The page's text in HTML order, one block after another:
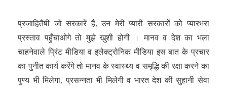
प्रजाहितैषी जो सरकारें हैं, उन मेरी प्यारी सरकारों को प्यारभरा
प्रस्ताव पहुँचाओगे तो मुझे खुशी होगी । मानव व देश का भला
चाहनेवाले प्रिंट मीडिया व इलेक्ट्रोनिक मीडिया इस बात के प्रचार
का पुनीत कार्य करेंगे तो मानव के स्वास्थ्य व समृद्धि की रक्षा करने का
पुण्य भी मिलेगा, प्रसन्नता भी मिलेगी व भारत देश की सुहानी सेवा